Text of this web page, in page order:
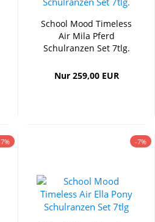
School Mood Timeless
Air Mila Pferd
Schulranzen Set 7tlg.
Nur 259,00 EUR
-7%